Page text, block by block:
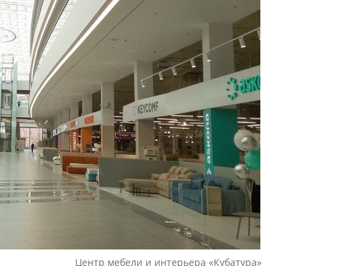
Центр мебели и интерьера «Кубатура»